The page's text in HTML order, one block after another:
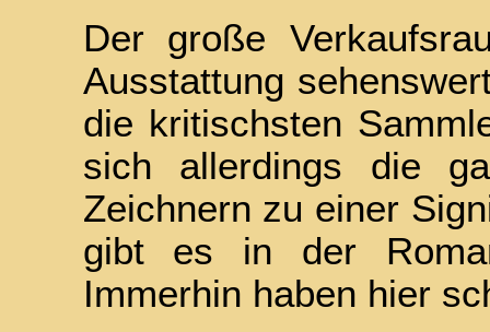
Der große
Ausstattung
die kritischsten
sich allerdings die
Zeichnern zu einer
gibt es in der
Immerhin haben hier